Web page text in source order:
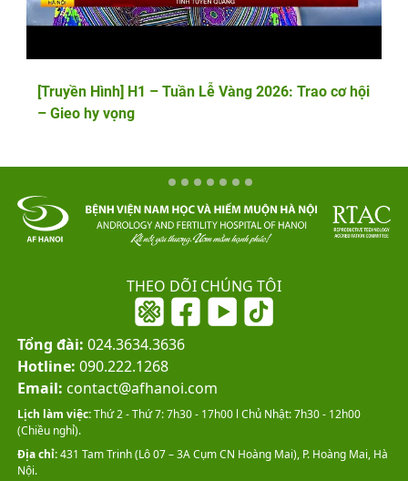
[Truyền Hình] H1 – Tuần Lễ Vàng 2026: Trao cơ hội
– Gieo hy vọng
THEO DÕI CHÚNG TÔI
Tổng đài: 024.3634.3636
Hotline: 090.222.1268
Email: contact@afhanoi.com
Lịch làm việc:Thứ 2 - Thứ 7: 7h30 - 17h00 l Chủ Nhật: 7h30 - 12h00
(Chiều nghỉ).
Địa chỉ:431 Tam Trinh (Lô 07 – 3A Cụm CN Hoàng Mai), P. Hoàng Mai, Hà
Nội.